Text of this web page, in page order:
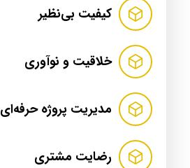
کیفیت بی‌نظیر
خلاقیت و نوآوری
مدیریت پروژه حرفه‌ای
رضایت مشتری